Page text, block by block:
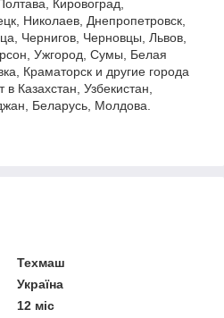
Кировоград,
Николаев, Днепропетровск,
Чернигов, Черновцы, Львов,
Ужгород, Сумы, Белая
Краматорск и другие города
Казахстан, Узбекистан,
Беларусь, Молдова.
Техмаш
Україна
12 міс